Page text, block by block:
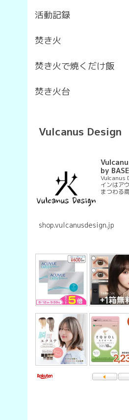
活動記録
焚き火
焚き火で焼くだけ飯
焚き火台
Vulcanus Design
by BASE
Vulcanus
インはア
まつわる
芯は長期…
shop.vulcanusdesign.jp